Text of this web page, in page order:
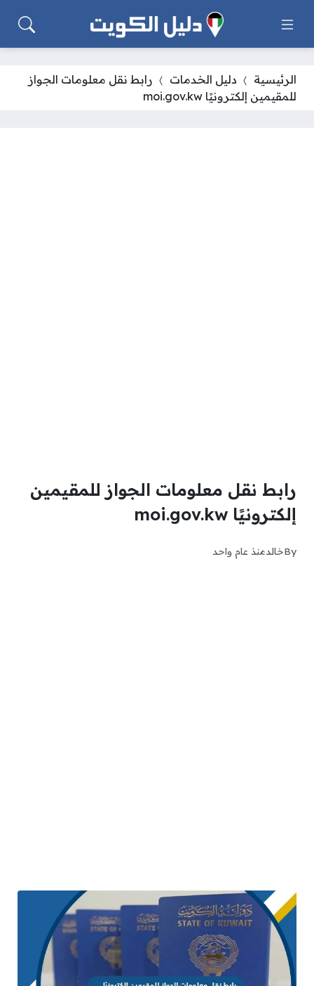
الرئيسية دليل الخدمات
رابط نقل معلومات الجواز
للمقيمين إلكترونيًا moi.gov.kw
رابط نقل معلومات الجواز للمقيمين
إلكترونيًا moi.gov.kw
Byخالدمنذ عام واحد